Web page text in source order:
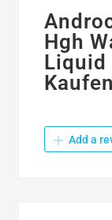
Hgh
Liquid
Add a